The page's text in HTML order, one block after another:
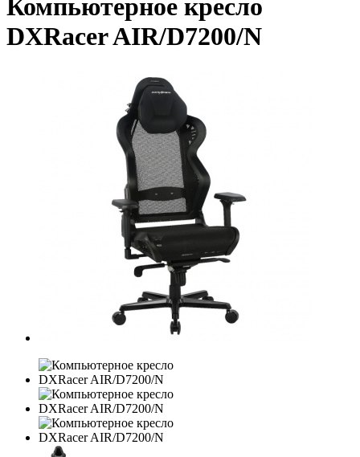
Компьютерное кресло
DXRacer AIR/D7200/N